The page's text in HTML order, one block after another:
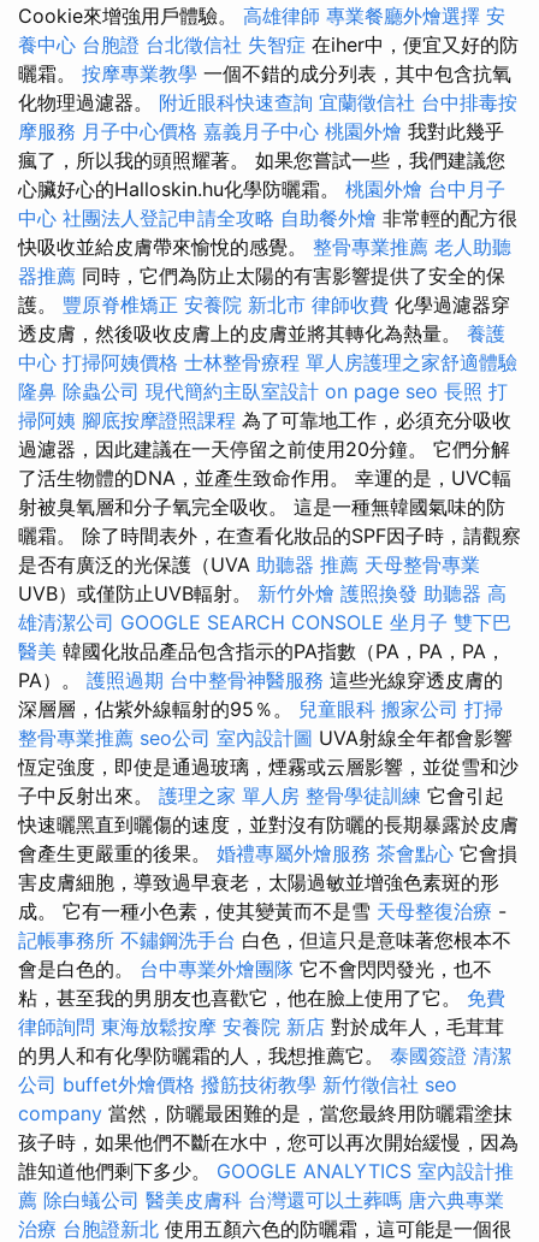
Cookie來增強用戶體驗。 高雄律師 專業餐廳外燴選擇 安
養中心 台胞證 台北徵信社 失智症 在iher中，便宜又好的防
曬霜。 按摩專業教學 一個不錯的成分列表，其中包含抗氧
化物理過濾器。 附近眼科快速查詢 宜蘭徵信社 台中排毒按
摩服務 月子中心價格 嘉義月子中心 桃園外燴 我對此幾乎
瘋了，所以我的頭照耀著。 如果您嘗試一些，我們建議您
心臟好心的Halloskin.hu化學防曬霜。 桃園外燴 台中月子
中心 社團法人登記申請全攻略 自助餐外燴 非常輕的配方很
快吸收並給皮膚帶來愉悅的感覺。 整骨專業推薦 老人助聽
器推薦 同時，它們為防止太陽的有害影響提供了安全的保
護。 豐原脊椎矯正 安養院 新北市 律師收費 化學過濾器穿
透皮膚，然後吸收皮膚上的皮膚並將其轉化為熱量。 養護
中心 打掃阿姨價格 士林整骨療程 單人房護理之家舒適體驗
隆鼻 除蟲公司 現代簡約主臥室設計 on page seo 長照 打
掃阿姨 腳底按摩證照課程 為了可靠地工作，必須充分吸收
過濾器，因此建議在一天停留之前使用20分鐘。 它們分解
了活生物體的DNA，並產生致命作用。 幸運的是，UVC輻
射被臭氧層和分子氧完全吸收。 這是一種無韓國氣味的防
曬霜。 除了時間表外，在查看化妝品的SPF因子時，請觀察
是否有廣泛的光保護（UVA 助聽器 推薦 天母整骨專業
UVB）或僅防止UVB輻射。 新竹外燴 護照換發 助聽器 高
雄清潔公司 GOOGLE SEARCH CONSOLE 坐月子 雙下巴
醫美 韓國化妝品產品包含指示的PA指數（PA，PA，PA，
PA）。 護照過期 台中整骨神醫服務 這些光線穿透皮膚的
深層層，佔紫外線輻射的95％。 兒童眼科 搬家公司 打掃
整骨專業推薦 seo公司 室內設計圖 UVA射線全年都會影響
恆定強度，即使是通過玻璃，煙霧或云層影響，並從雪和沙
子中反射出來。 護理之家 單人房 整骨學徒訓練 它會引起
快速曬黑直到曬傷的速度，並對沒有防曬的長期暴露於皮膚
會產生更嚴重的後果。 婚禮專屬外燴服務 茶會點心 它會損
害皮膚細胞，導致過早衰老，太陽過敏並增強色素斑的形
成。 它有一種小色素，使其變黃而不是雪 天母整復治療 -
記帳事務所 不鏽鋼洗手台 白色，但這只是意味著您根本不
會是白色的。 台中專業外燴團隊 它不會閃閃發光，也不
粘，甚至我的男朋友也喜歡它，他在臉上使用了它。 免費
律師詢問 東海放鬆按摩 安養院 新店 對於成年人，毛茸茸
的男人和有化學防曬霜的人，我想推薦它。 泰國簽證 清潔
公司 buffet外燴價格 撥筋技術教學 新竹徵信社 seo
company 當然，防曬最困難的是，當您最終用防曬霜塗抹
孩子時，如果他們不斷在水中，您可以再次開始緩慢，因為
誰知道他們剩下多少。 GOOGLE ANALYTICS 室內設計推
薦 除白蟻公司 醫美皮膚科 台灣還可以土葬嗎 唐六典專業
治療 台胞證新北 使用五顏六色的防曬霜，這可能是一個很